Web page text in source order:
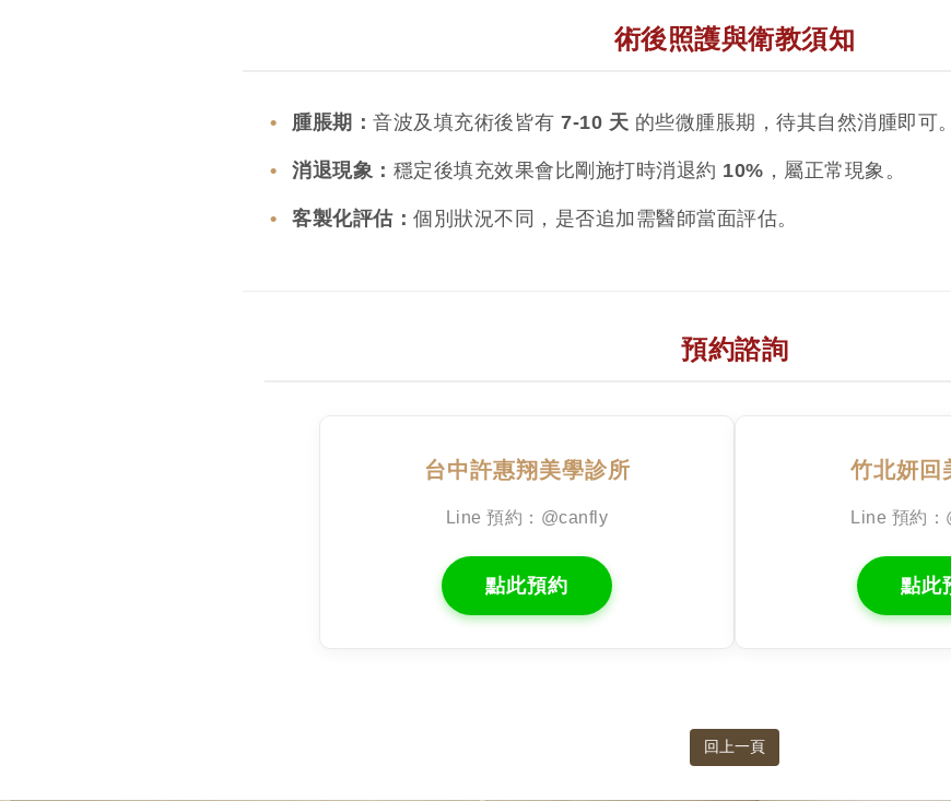
術後照護與衛教須知
腫脹期： 音波及填充術後皆有 7-10 天 的些微腫脹期，待其自然消腫即可。
消退現象： 穩定後填充效果會比剛施打時消退約 10% ，屬正常現象。
客製化評估： 個別狀況不同，是否追加需醫師當面評估。
預約諮詢
台中許惠翔美學診所
Line 預約：@canfly
點此預約
竹北妍回
Line 預約
點此
回上一頁